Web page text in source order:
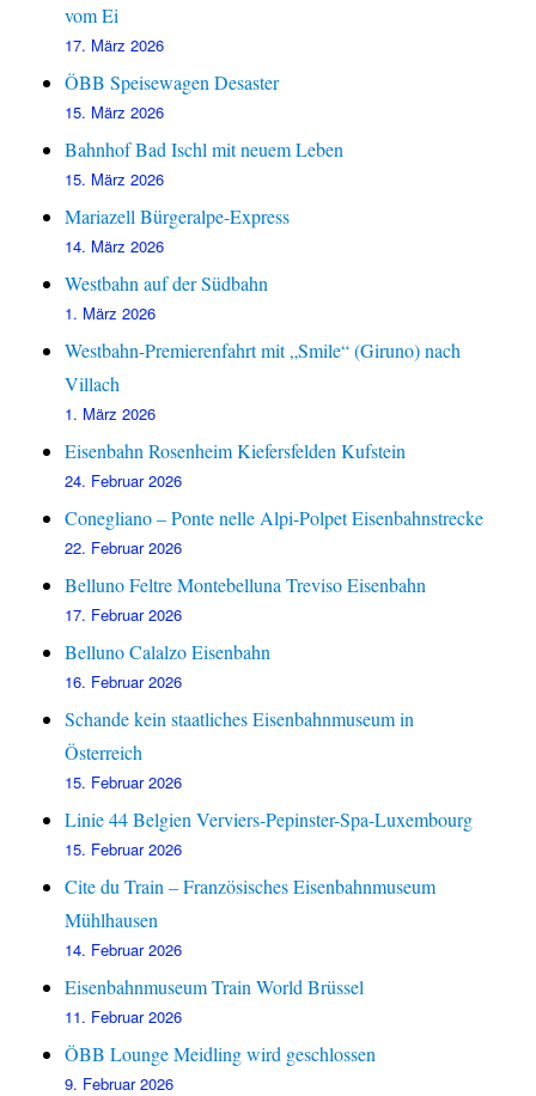
vom Ei
17. März 2026
ÖBB Speisewagen Desaster
15. März 2026
Bahnhof Bad Ischl mit neuem Leben
15. März 2026
Mariazell Bürgeralpe-Express
14. März 2026
Westbahn auf der Südbahn
1. März 2026
Westbahn-Premierenfahrt mit „Smile“ (Giruno) nach
Villach
1. März 2026
Eisenbahn Rosenheim Kiefersfelden Kufstein
24. Februar 2026
Conegliano – Ponte nelle Alpi-Polpet Eisenbahnstrecke
22. Februar 2026
Belluno Feltre Montebelluna Treviso Eisenbahn
17. Februar 2026
Belluno Calalzo Eisenbahn
16. Februar 2026
Schande kein staatliches Eisenbahnmuseum in
Österreich
15. Februar 2026
Linie 44 Belgien Verviers-Pepinster-Spa-Luxembourg
15. Februar 2026
Cite du Train – Französisches Eisenbahnmuseum
Mühlhausen
14. Februar 2026
Eisenbahnmuseum Train World Brüssel
11. Februar 2026
ÖBB Lounge Meidling wird geschlossen
9. Februar 2026